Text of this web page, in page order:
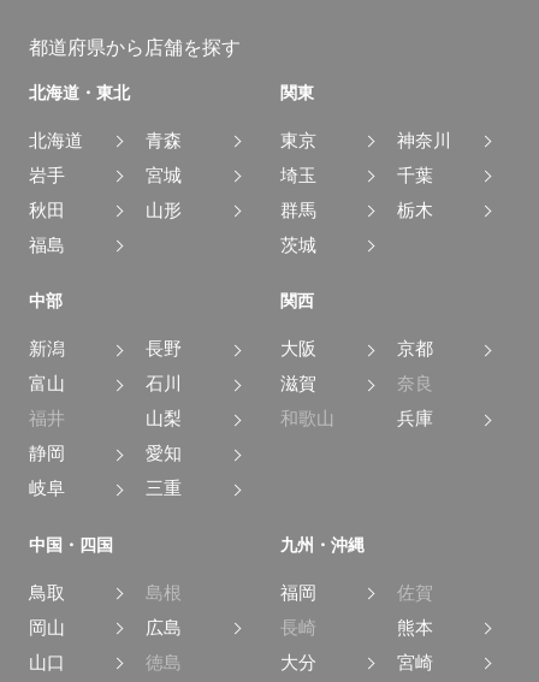
都道府県から店舗を探す
北海道・東北
北海道
青森
岩手
宮城
秋田
山形
福島
関東
東京
神奈川
埼玉
千葉
群馬
栃木
茨城
中部
新潟
長野
富山
石川
福井
山梨
静岡
愛知
岐阜
三重
関西
大阪
京都
滋賀
奈良
和歌山
兵庫
中国・四国
鳥取
島根
岡山
広島
山口
徳島
九州・沖縄
福岡
佐賀
長崎
熊本
大分
宮崎